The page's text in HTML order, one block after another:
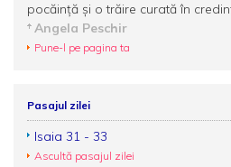
pocăinţă şi o trăire curată în
Angela Peschir
Pune-l pe pagina ta
Pasajul zilei
Isaia 31 - 33
Ascultă pasajul zilei